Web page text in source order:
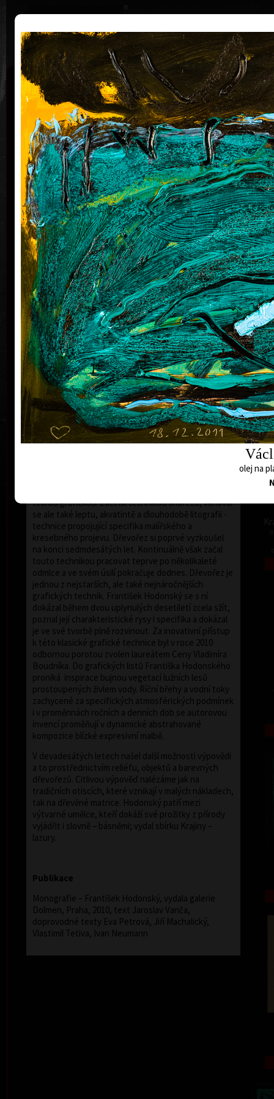
Home |
Životopis Výstavy Ocenění Sbírky
František
Hodonský
* 19. 2. 1945
Malíř a grafik František Hodonský se narodil 19. února
1945 v Moravském Písku. Po studiích na
uherskohradišťské střední uměleckoprůmyslové
škole studoval v letech 1963 až 1969 v ateliéru
krajinářské malby u prof. Františka Jiroudka na
Akademii výtvarných umění v Praze. V období 1990 až
1997 byl profesorem na AVU v Praze a od roku 1998 je
profesorem současné malby na Akademii umění v
Bánské Bystrici na Slovensku.
Hodonský, který vstoupil do širšího povědomí kulturní
veřejnosti na přelomu šedesátých a sedmdesátých
let 20. století, se po dlouhá léta věnuje malbě. Svou
pozici si v dějinách českého výtvarného umění získal
svébytným zacházením s barvou, expresivitou
malířského projevu i nevšední monumentalitou v
zobrazování krajiny. Krajina - především lužní lesy v
okolí Břeclavi, odkud pochází - poutá jeho pozornost
vytrvale. V posledních letech ji zachycuje téměř
bezvýhradně. Nejen ve svých rozměrných malbách,
kde nejčastěji pracuje se smaragdovou zelení, která
tvorbu grafickou. Začínal technikou linořezu, věnoval
se ale také leptu, akvatintě a dlouhodobě litografii -
technice propojující specifika malířského a
kresebného projevu. Dřevořez si poprvé vyzkoušel
na konci sedmdesátých let. Kontinuálně však začal
touto technikou pracovat teprve po několikaleté
odmlce a ve svém úsilí pokračuje dodnes. Dřevořez je
jednou z nejstarších, ale také nejnáročnějších
grafických technik. František Hodonský se s ní
dokázal během dvou uplynulých desetiletí zcela sžít,
poznal její charakteristické rysy i specifika a dokázal
je ve své tvorbě plně rozvinout. Za inovativní přístup
k této klasické grafické technice byl v roce 2010
odbornou porotou zvolen laureátem Ceny Vladimíra
Boudníka. Do grafických listů Františka Hodonského
proniká inspirace bujnou vegetací lužních lesů
prostoupených živlem vody. Říční břehy a vodní toky
zachycené za specifických atmosférických podmínek
i v proměnnách ročních a denních dob se autorovou
invencí proměňují v dynamické abstrahované
kompozice blízké expresivní malbě.
V devadesátých letech našel další možnosti výpovědi
a to prostřednictvím reliéfu, objektů a barevných
dřevořezů. Citlivou výpověď nalézáme jak na
tradičních otiscích, které vznikají v malých nákladech,
tak na dřevěné matrice. Hodonský patří mezi
výtvarné umělce, kteří dokáží své prožitky z přírody
vyjádřit i slovně – básněmi; vydal sbírku Krajiny –
lazury.
Publikace
Monografie – František Hodonský, vydala galerie
Dolmen, Praha, 2010, text Jaroslav Vanča,
doprovodné texty Eva Petrová, Jiří Machalický,
Vlastimil Tetiva, Ivan Neumann
olej na